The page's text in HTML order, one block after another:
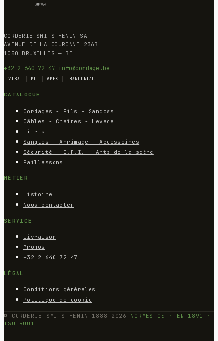
CORDERIE SMITS-HENIN SA
AVENUE DE LA COURONNE 236B
1050 BRUXELLES — BE
+32 2 640 72 47 info@cordage.be
VISA MC AMEX BANCONTACT
CATALOGUE
Cordages - Fils - Sandows
Câbles - Chaînes - Levage
Filets
Sangles - Arrimage - Accessoires
Sécurité - E.P.I. - Arts de la scène
Paillassons
MÉTIER
Histoire
Nous contacter
SERVICE
Livraison
Promos
+32 2 640 72 47
LÉGAL
Conditions générales
Politique de cookie
© CORDERIE SMITS-HENIN 1888—2026
NORMES CE · EN 1891 ·
ISO 9001